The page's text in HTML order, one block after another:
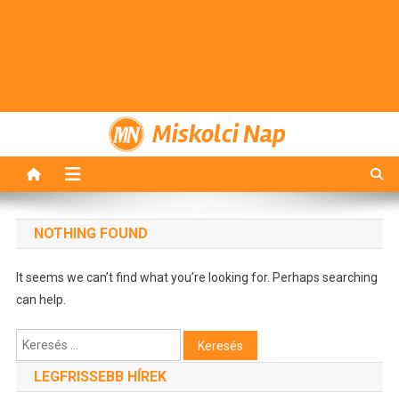
Miskolci Nap
NOTHING FOUND
It seems we can’t find what you’re looking for. Perhaps searching
can help.
Keresés:
LEGFRISSEBB HÍREK